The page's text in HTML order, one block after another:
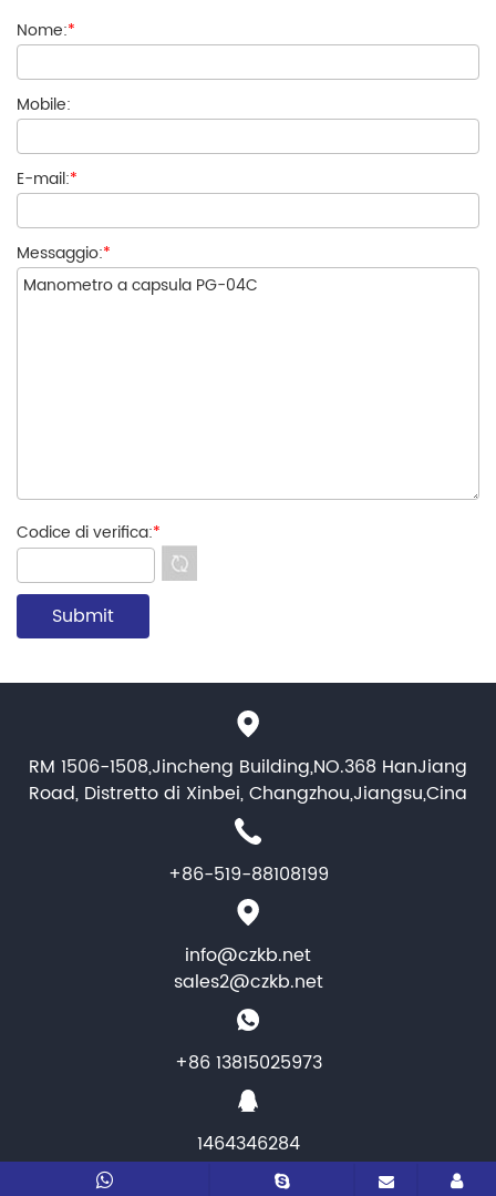
Nome:*
Mobile:
E-mail:*
Messaggio:*
Codice di verifica:*
RM 1506-1508,Jincheng Building,NO.368 HanJiang
Road, Distretto di Xinbei, Changzhou,Jiangsu,Cina
+86-519-88108199
info@czkb.net
sales2@czkb.net
+86 13815025973
1464346284